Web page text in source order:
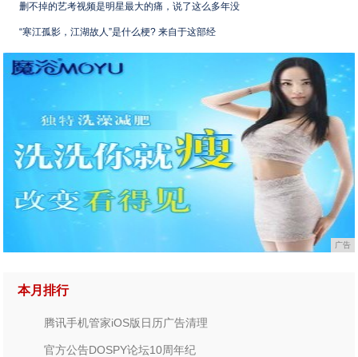
删不掉的艺考视频是明星最大的痛，说了这么多年没
“寒江孤影，江湖故人”是什么梗? 来自于这部经
广告
本月排行
腾讯手机管家iOS版日历广告清理
官方公告DOSPY论坛10周年纪